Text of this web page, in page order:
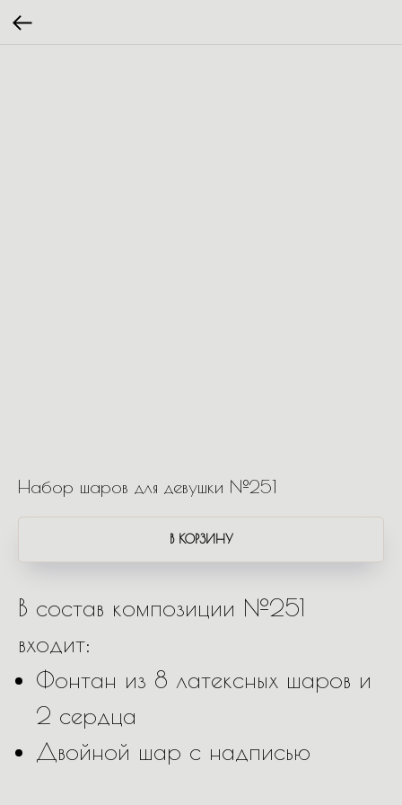
Набор шаров для девушки №251
В КОРЗИНУ
В состав композиции №251
входит:
Фонтан из 8 латексных шаров и
2 сердца
Двойной шар с надписью